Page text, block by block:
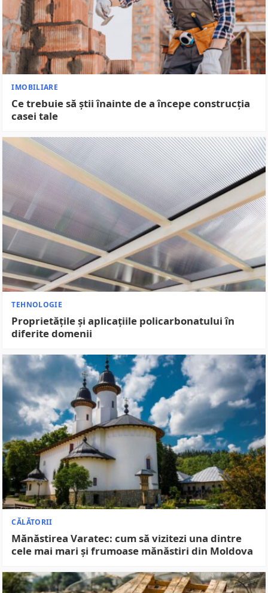
IMOBILIARE
Ce trebuie să știi înainte de a începe construcția
casei tale
TEHNOLOGIE
Proprietățile și aplicațiile policarbonatului în
diferite domenii
CĂLĂTORII
Mănăstirea Varatec: cum să vizitezi una dintre
cele mai mari și frumoase mănăstiri din Moldova